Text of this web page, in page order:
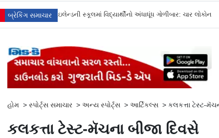
બ્રેકિંગ સમાચાર
અંધાધૂંધ ગોળીબાર: ચાર લોકોના મોત, શૂટર વિદ્યાર્થીએ આત્મહત્યા કરી
હોમ > સ્પોર્ટ્સ સમાચાર > અન્ય સ્પોર્ટ્સ > આર્ટિકલ્સ > કલકત્તા ટેસ્ટ-
કલકત્તા ટેસ્ટ-મૅચના બીજા દિવસે